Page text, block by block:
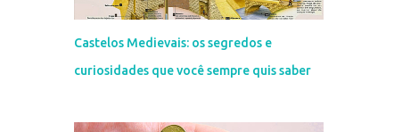
Castelos Medievais: os segredos e
curiosidades que você sempre quis saber